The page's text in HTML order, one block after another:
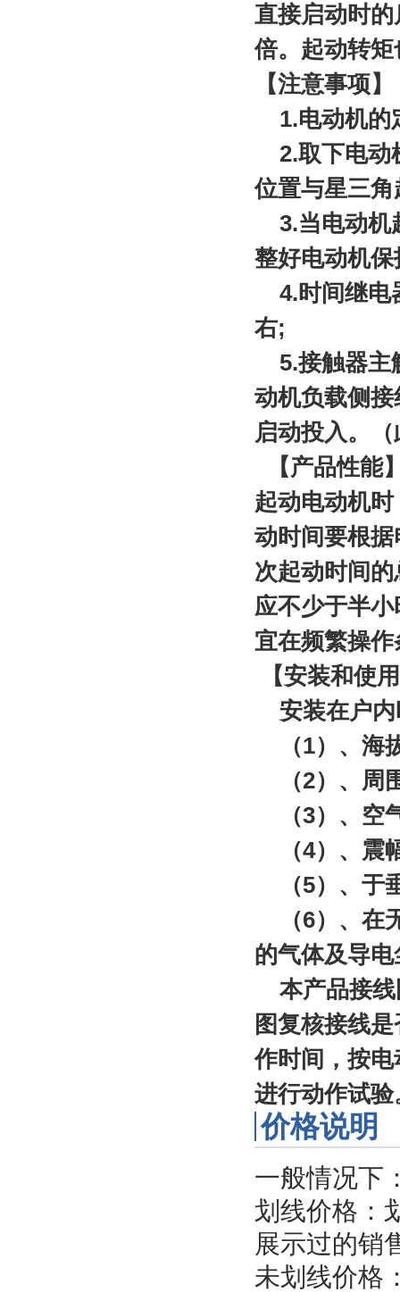
直接启动时
倍。起动转
【注意事项
1.电动机的
2.取下电动
位置与星三
3.当电动机
整好电动机
4.时间继电
右;
5.接触器主
动机负载侧
启动投入。
【产品性能
起动电动机
动时间要根
次起动时间
应不少于半
宜在频繁操
【安装和使
安装在户内
（1）、海
（2）、周
（3）、空
（4）、震
（5）、于
（6）、在
的气体及导
本产品接线
图复核接线
作时间，按
进行动作试验
价格说明
一般情况下
划线价格：
展示过的销
未划线价格